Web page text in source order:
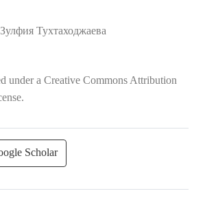
Тухтаходжаева
under a Creative Commons Attribution
.
Scholar